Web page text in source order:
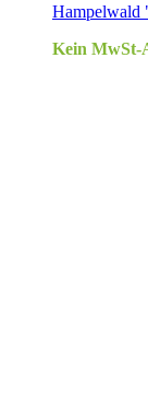
Hampelwald
Kein MwSt-